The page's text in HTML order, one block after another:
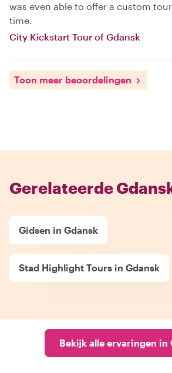
was even able to offer a custom
time.
City Kickstart Tour of Gdansk
Toon meer beoordelingen
Gerelateerde
Gidsen in Gdansk
Stad Highlight Tours in Gdansk
Bekijk alle ervaringen in